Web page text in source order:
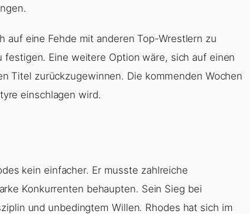
auf eine Fehde mit anderen Top-Wrestlern zu
Eine weitere Option wäre, sich auf einen
Titel zurückzugewinnen. Die kommenden Wochen
einschlagen wird.
kein einfacher. Er musste zahlreiche
Konkurrenten behaupten. Sein Sieg bei
und unbedingtem Willen. Rhodes hat sich im